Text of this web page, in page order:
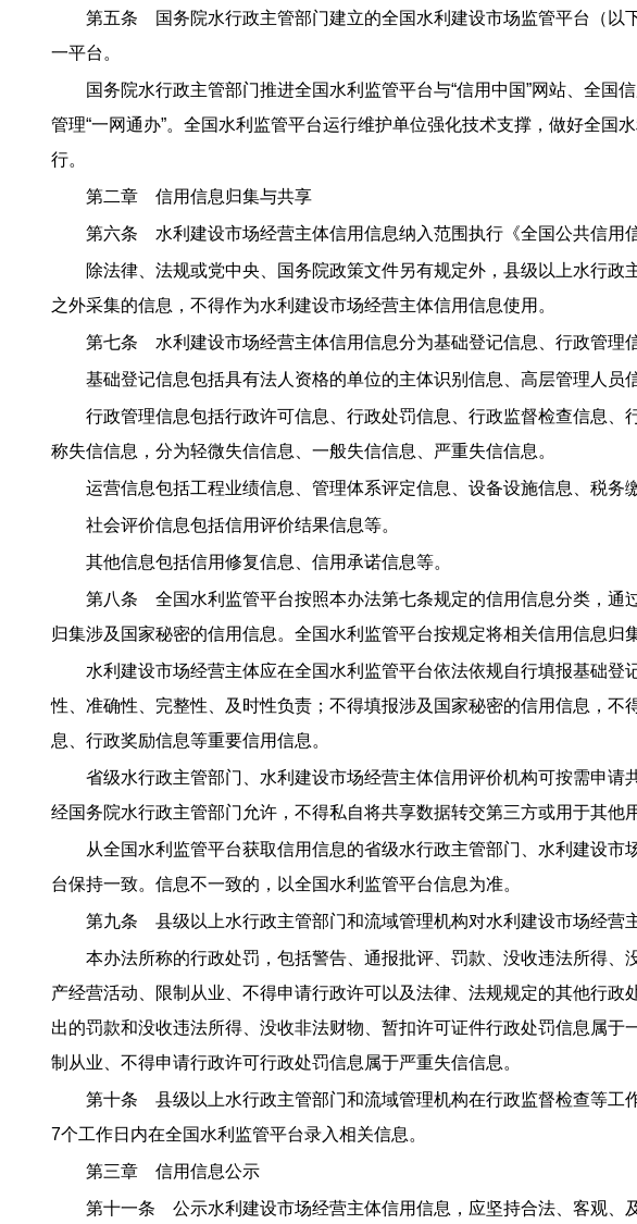
第五条 国务院水行政主管部门建立的全国水利建设市场监管平台（以
一平台。
国务院水行政主管部门推进全国水利监管平台与“信用中国”网站、全
管理“一网通办”。全国水利监管平台运行维护单位强化技术支撑，做好全
行。
第二章 信用信息归集与共享
第六条 水利建设市场经营主体信用信息纳入范围执行《全国公共信用
除法律、法规或党中央、国务院政策文件另有规定外，县级以上水行
之外采集的信息，不得作为水利建设市场经营主体信用信息使用。
第七条 水利建设市场经营主体信用信息分为基础登记信息、行政管理
基础登记信息包括具有法人资格的单位的主体识别信息、高层管理人员
行政管理信息包括行政许可信息、行政处罚信息、行政监督检查信息
称失信信息，分为轻微失信信息、一般失信信息、严重失信信息。
运营信息包括工程业绩信息、管理体系评定信息、设备设施信息、税务
社会评价信息包括信用评价结果信息等。
其他信息包括信用修复信息、信用承诺信息等。
第八条 全国水利监管平台按照本办法第七条规定的信用信息分类，通
归集涉及国家秘密的信用信息。全国水利监管平台按规定将相关信用信息归
水利建设市场经营主体应在全国水利监管平台依法依规自行填报基础
性、准确性、完整性、及时性负责；不得填报涉及国家秘密的信用信息，
息、行政奖励信息等重要信用信息。
省级水行政主管部门、水利建设市场经营主体信用评价机构可按需申
经国务院水行政主管部门允许，不得私自将共享数据转交第三方或用于其他
从全国水利监管平台获取信用信息的省级水行政主管部门、水利建设
台保持一致。信息不一致的，以全国水利监管平台信息为准。
第九条 县级以上水行政主管部门和流域管理机构对水利建设市场经营
本办法所称的行政处罚，包括警告、通报批评、罚款、没收违法所得
产经营活动、限制从业、不得申请行政许可以及法律、法规规定的其他行
出的罚款和没收违法所得、没收非法财物、暂扣许可证件行政处罚信息属
制从业、不得申请行政许可行政处罚信息属于严重失信信息。
第十条 县级以上水行政主管部门和流域管理机构在行政监督检查等工
7个工作日内在全国水利监管平台录入相关信息。
第三章 信用信息公示
第十一条 公示水利建设市场经营主体信用信息，应坚持合法、客观、